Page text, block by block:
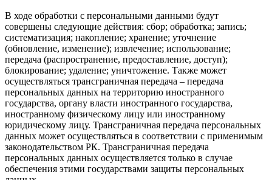
В ходе обработки с персональными данными будут
совершены следующие действия: сбор; обработка; запись;
систематизация; накопление; хранение; уточнение
(обновление, изменение); извлечение; использование;
передача (распространение, предоставление, доступ);
блокирование; удаление; уничтожение. Также может
осуществляться трансграничная передача – передача
персональных данных на территорию иностранного
государства, органу власти иностранного государства,
иностранному физическому лицу или иностранному
юридическому лицу. Трансграничная передача персональных
данных может осуществляться в соответствии с применимым
законодательством РК. Трансграничная передача
персональных данных осуществляется только в случае
обеспечения этими государствами защиты персональных